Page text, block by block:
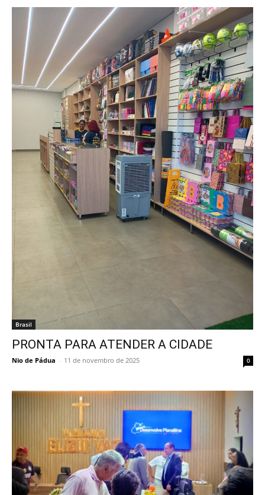
Brasil
PRONTA PARA ATENDER A CIDADE
Nio de Pádua - 11 de novembro de 2025 0